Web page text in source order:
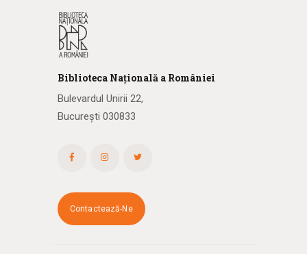
Biblioteca Națională a României
Bulevardul Unirii 22,
București 030833
Contactează-Ne